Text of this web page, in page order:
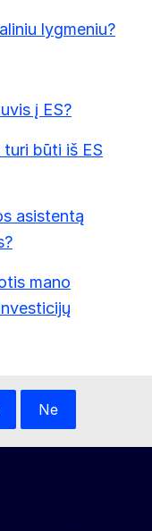
lygmeniu?
į ES?
būti iš ES
asistentą
mano
Ne